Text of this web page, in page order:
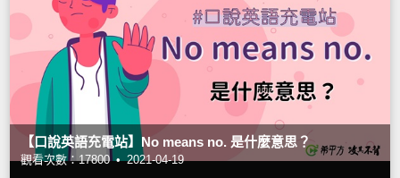
【口說英語充電站】No means no. 是什麼意思？
觀看次數：17800 • 2021-04-19